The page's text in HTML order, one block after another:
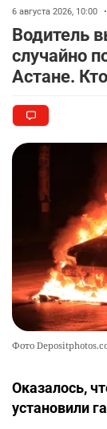
6 августа 2026, 10:00 •
Водитель
случайно
Астане.
Фото
Оказалось,
установили